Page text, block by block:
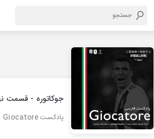
جوکاتوره - قسمت
پادکست Giocatore